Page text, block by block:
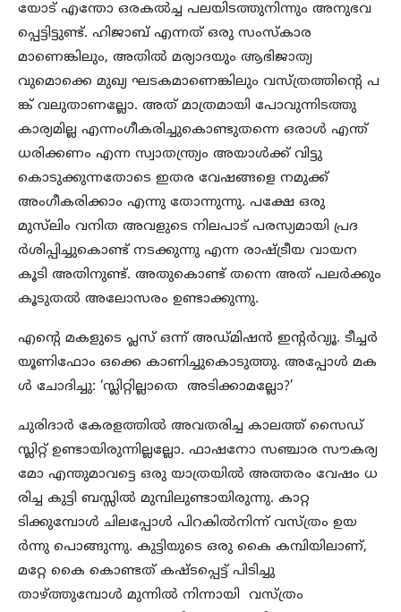
യോട് എന്തോ ഒരകല്‍ച്ച പലയിടത്തുനിന്നും അനുഭവ
പ്പെട്ടിട്ടുണ്ട്. ഹിജാബ് എന്നത് ഒരു സംസ്‌കാര
മാണെങ്കിലും, അതില്‍ മര്യാദയും ആഭിജാത്യ
വുമൊക്കെ മുഖ്യ ഘടകമാണെങ്കിലും വസ്ത്രത്തിന്റെ പ
ങ്ക് വലുതാണല്ലോ. അത് മാത്രമായി പോവുന്നിടത്തു
കാര്യമില്ല എന്നംഗീകരിച്ചുകൊണ്ടുതന്നെ ഒരാള്‍ എന്ത്
ധരിക്കണം എന്ന സ്വാതന്ത്ര്യം അയാള്‍ക്ക് വിട്ടു
കൊടുക്കുന്നതോടെ ഇതര വേഷങ്ങളെ നമുക്ക്
അംഗീകരിക്കാം എന്നു തോന്നുന്നു. പക്ഷേ ഒരു
മുസ്‌ലിം വനിത അവളുടെ നിലപാട് പരസ്യമായി പ്രദ
ര്‍ശിപ്പിച്ചുകൊണ്ട് നടക്കുന്നു എന്ന രാഷ്ട്രീയ വായന
കൂടി അതിനുണ്ട്. അതുകൊണ്ട് തന്നെ അത് പലര്‍ക്കും
കൂടുതല്‍ അലോസരം ഉണ്ടാക്കുന്നു.
എന്റെ മകളുടെ പ്ലസ് ഒന്ന് അഡ്മിഷന്‍ ഇന്റര്‍വ്യൂ. ടീച്ചര്‍
യൂണിഫോം ഒക്കെ കാണിച്ചുകൊടുത്തു. അപ്പോള്‍ മക
ള്‍ ചോദിച്ചു: ‘സ്ലിറ്റില്ലാതെ അടിക്കാമല്ലോ?’
ചുരിദാര്‍ കേരളത്തില്‍ അവതരിച്ച കാലത്ത് സൈഡ്
സ്ലിറ്റ് ഉണ്ടായിരുന്നില്ലല്ലോ. ഫാഷനോ സഞ്ചാര സൗകര്യ
മോ എന്തുമാവട്ടെ ഒരു യാത്രയില്‍ അത്തരം വേഷം ധ
രിച്ച കുട്ടി ബസ്സില്‍ മുമ്പിലുണ്ടായിരുന്നു. കാറ്റ
ടിക്കുമ്പോള്‍ ചിലപ്പോള്‍ പിറകില്‍നിന്ന് വസ്ത്രം ഉയ
ര്‍ന്നു പൊങ്ങുന്നു. കുട്ടിയുടെ ഒരു കൈ കമ്പിയിലാണ്,
മറ്റേ കൈ കൊണ്ടത് കഷ്ടപ്പെട്ട് പിടിച്ചു
താഴ്ത്തുമ്പോള്‍ മുന്നില്‍ നിന്നായി വസ്ത്രം